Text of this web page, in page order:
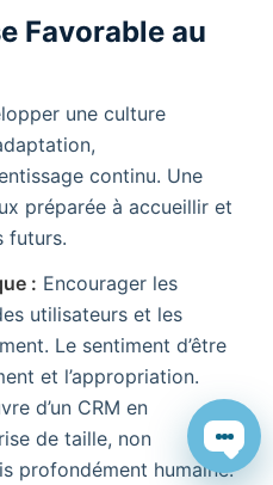
Favorable au
une culture
continu. Une
préparée à accueillir et
futurs.
: Encourager les
utilisateurs et les
Le sentiment d’être
et l’appropriation.
d’un CRM en
de taille, non
profondément humaine.
Chat